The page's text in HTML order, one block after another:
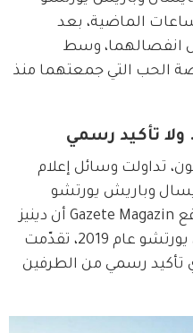
الماضية، بعد
انفصالهما، وسط
الحب التي جمعتهما منذ
ولا تأكيد رسمي
تداولت وسائل إعلام
وباريش يورتشو
يستعدان للطلاق، فيما ذكر موقع Gazete Magazin أن دينيز
بايسال، التي تزوجت من باريش يورتشو عام 2019، تقدّمت
تأكيد رسمي من الطرفين